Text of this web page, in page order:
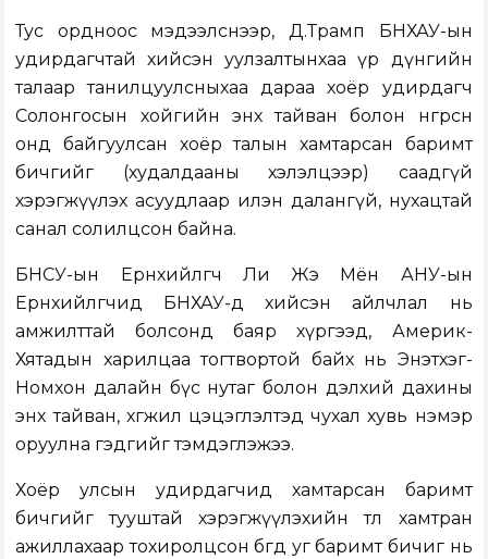
Тус ордноос мэдээлснээр, Д.Трамп БНХАУ-ын
удирдагчтай хийсэн уулзалтынхаа үр дүнгийн
талаар танилцуулсныхаа дараа хоёр удирдагч
Солонгосын хойгийн энх тайван болон өнгөрсөн
онд байгуулсан хоёр талын хамтарсан баримт
бичгийг (худалдааны хэлэлцээр) саадгүй
хэрэгжүүлэх асуудлаар илэн далангүй, нухацтай
санал солилцсон байна.
БНСУ-ын Ерөнхийлөгч Ли Жэ Мён АНУ-ын
Ерөнхийлөгчид БНХАУ-д хийсэн айлчлал нь
амжилттай болсонд баяр хүргээд, Америк-
Хятадын харилцаа тогтвортой байх нь Энэтхэг-
Номхон далайн бүс нутаг болон дэлхий дахины
энх тайван, хөгжил цэцэглэлтэд чухал хувь нэмэр
оруулна гэдгийг тэмдэглэжээ.
Хоёр улсын удирдагчид хамтарсан баримт
бичгийг тууштай хэрэгжүүлэхийн төлөө хамтран
ажиллахаар тохиролцсон бөгөөд уг баримт бичиг нь